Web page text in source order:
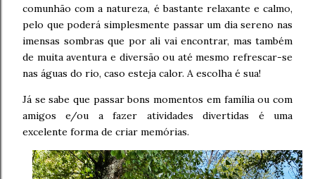
comunhão com a natureza, é bastante relaxante e calmo,
pelo que poderá simplesmente passar um dia sereno nas
imensas sombras que por ali vai encontrar, mas também
de muita aventura e diversão ou até mesmo refrescar-se
nas águas do rio, caso esteja calor. A escolha é sua!
Já se sabe que passar bons momentos em família ou com
amigos e/ou a fazer atividades divertidas é uma
excelente forma de criar memórias.